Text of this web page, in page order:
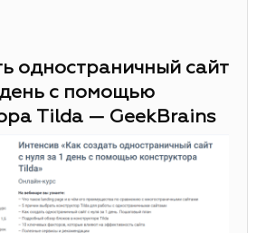
одностраничный сайт
день с помощью
Tilda — GeekBrains